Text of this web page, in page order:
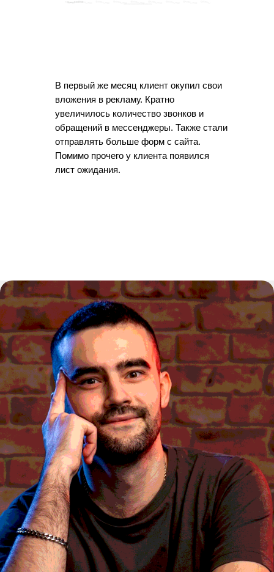
В первый же месяц клиент окупил свои
вложения в рекламу. Кратно
увеличилось количество звонков и
обращений в мессенджеры. Также стали
отправлять больше форм с сайта.
Помимо прочего у клиента появился
лист ожидания.
Я понимаю, что сайт не
сможет познакомить нас
близко...
Поэтому ход моих мыслей, логику работы
и отношение к делу можно посмотреть в
моёмTelegram-блоге
Перейти в TG канал
3К+подписчиков
Обо мне УслугиКейсы
АудитБлог
ИП Истомин Антон Дмитриевич
ИНН 667014854585
+7 (912) 235-08-37